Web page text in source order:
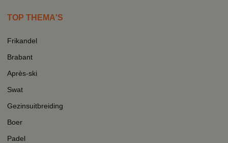
TOP THEMA'S
Frikandel
Brabant
Après-ski
Swat
Gezinsuitbreiding
Boer
Padel